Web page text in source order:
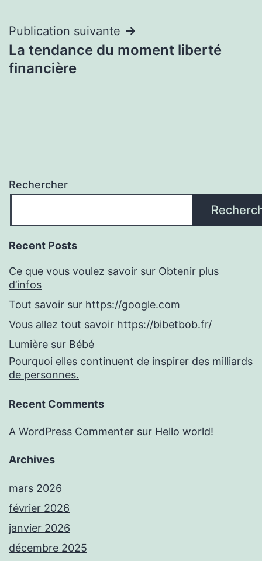
Publication suivante
La tendance du moment liberté
financière
Rechercher
Recent Posts
Ce que vous voulez savoir sur Obtenir plus
d’infos
Tout savoir sur https://google.com
Vous allez tout savoir https://bibetbob.fr/
Lumière sur Bébé
Pourquoi elles continuent de inspirer des milliards
de personnes.
Recent Comments
A WordPress Commenter sur Hello world!
Archives
mars 2026
février 2026
janvier 2026
décembre 2025